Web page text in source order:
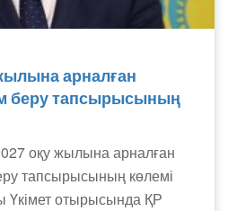
арналған
беру тапсырысының
оқу жылына арналған
тапсырысының көлемі
Үкімет отырысында ҚР